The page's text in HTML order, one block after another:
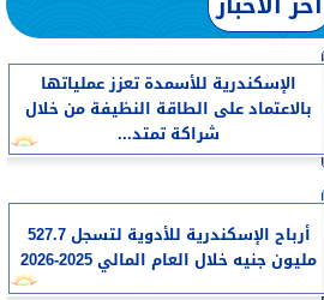
الإسكندرية للأسمدة تعزز عملياتها
بالاعتماد على الطاقة النظيفة من خلال
شراكة تمتد...
أرباح الإسكندرية للأدوية لتسجل 527.7
مليون جنيه خلال العام المالي 2025-2026